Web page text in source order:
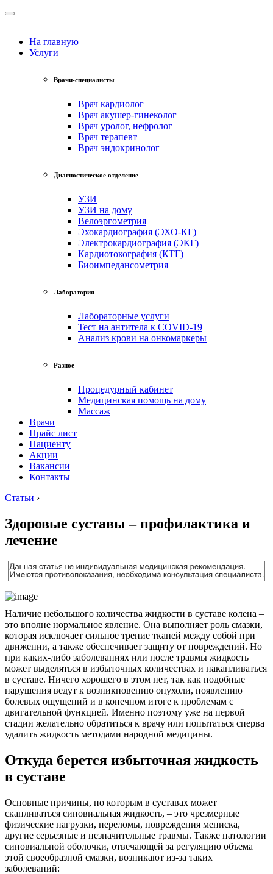
На главную
Услуги
Врачи-специалисты
Врач кардиолог
Врач акушер-гинеколог
Врач уролог, нефролог
Врач терапевт
Врач эндокринолог
Диагностическое отделение
УЗИ
УЗИ на дому
Велоэргометрия
Эхокардиография (ЭХО-КГ)
Электрокардиография (ЭКГ)
Кардиотокография (КТГ)
Биоимпедансометрия
Лаборатория
Лабораторные услуги
Тест на антитела к COVID-19
Анализ крови на онкомаркеры
Разное
Процедурный кабинет
Медицинская помощь на дому
Массаж
Врачи
Прайс лист
Пациенту
Акции
Вакансии
Контакты
Статьи ›
Здоровые суставы – профилактика и
лечение
Наличие небольшого количества жидкости в суставе колена –
это вполне нормальное явление. Она выполняет роль смазки,
которая исключает сильное трение тканей между собой при
движении, а также обеспечивает защиту от повреждений. Но
при каких-либо заболеваниях или после травмы жидкость
может выделяться в избыточных количествах и накапливаться
в суставе. Ничего хорошего в этом нет, так как подобные
нарушения ведут к возникновению опухоли, появлению
болевых ощущений и в конечном итоге к проблемам с
двигательной функцией. Именно поэтому уже на первой
стадии желательно обратиться к врачу или попытаться сперва
удалить жидкость методами народной медицины.
Откуда берется избыточная жидкость
в суставе
Основные причины, по которым в суставах может
скапливаться синовиальная жидкость, – это чрезмерные
физические нагрузки, переломы, повреждения мениска,
другие серьезные и незначительные травмы. Также патологии
синовиальной оболочки, отвечающей за регуляцию объема
этой своеобразной смазки, возникают из-за таких
заболеваний: